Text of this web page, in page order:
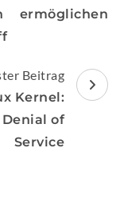
ermöglichen
Beitrag
Kernel:
of
Service